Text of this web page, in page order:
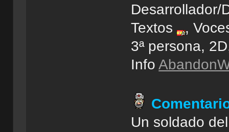
Desarrollador/
Textos ,
3ª persona,
Info
Un soldado